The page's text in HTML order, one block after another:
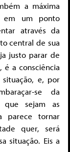
a máxima
em um ponto
através da
central de sua
justo parar de
é a consciência
e, por
se da
que sejam as
parece tornar
quer, será
situação. Eis a